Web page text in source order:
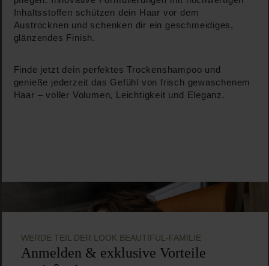
Inhaltsstoffen schützen dein Haar vor dem
Austrocknen und schenken dir ein geschmeidiges,
glänzendes Finish.
Finde jetzt dein perfektes Trockenshampoo und
genieße jederzeit das Gefühl von frisch gewaschenem
Haar – voller Volumen, Leichtigkeit und Eleganz.
WERDE TEIL DER LOOK BEAUTIFUL-FAMILIE
Anmelden & exklusive Vorteile